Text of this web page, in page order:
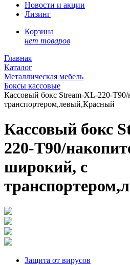
Новости и акции
Лизинг
Корзина
нет товаров
Главная
Каталог
Металлическая мебель
Боксы кассовые
Кассовый бокс Stream-XL-220-
транспортером,левый,Красный
Кассовый бокс
220-Т90/
широкий, с
Защита от вирусов